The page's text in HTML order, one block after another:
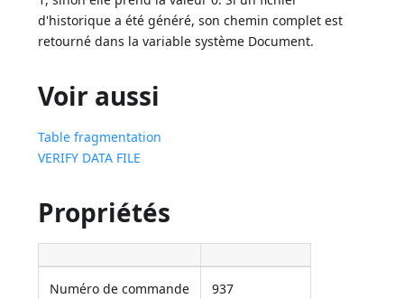
d'historique a été généré, son chemin complet est
retourné dans la variable système Document.
Voir aussi
Table fragmentation
VERIFY DATA FILE
Propriétés
Numéro de commande 937